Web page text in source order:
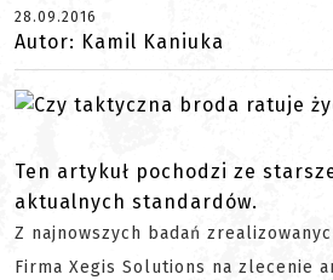
28.09.2016
Autor: Kamil Kaniuka
Ten artykuł pochodzi ze
aktualnych standardów.
Z najnowszych badań
Firma Xegis Solutions na zlecenie